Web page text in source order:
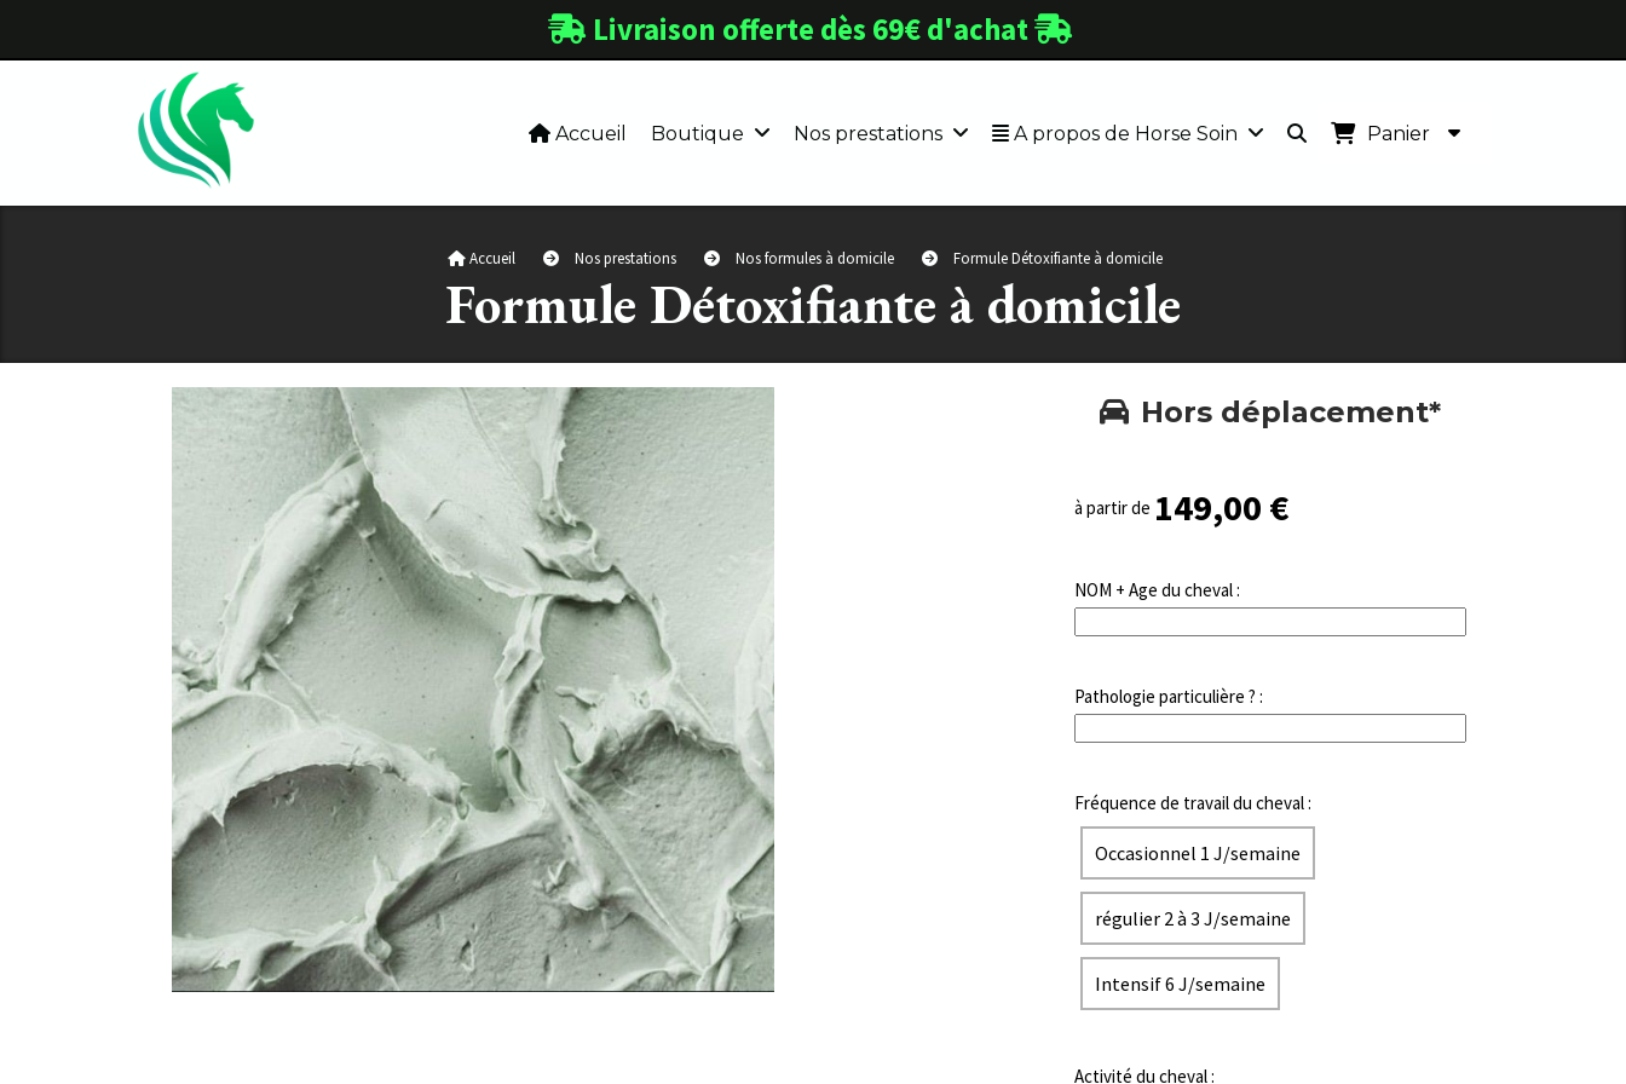
 Livraison offerte dès 69€ d'achat 
Accueil Boutique Nos prestations A propos de Horse Soin Panier
Accueil Nos prestations Nos formules à domicile Formule Détoxifiante à domicile
Formule Détoxifiante à domicile
Hors déplacement*
à partir de 149,00 €
NOM + Age du cheval :
Pathologie particulière ? :
Fréquence de travail du cheval :
Occasionnel 1 J/semaine
régulier 2 à 3 J/semaine
Intensif 6 J/semaine
Activité du cheval :